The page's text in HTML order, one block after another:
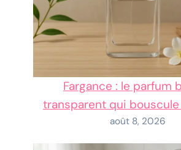
Fargance : le parfum
transparent qui
août 8, 2026